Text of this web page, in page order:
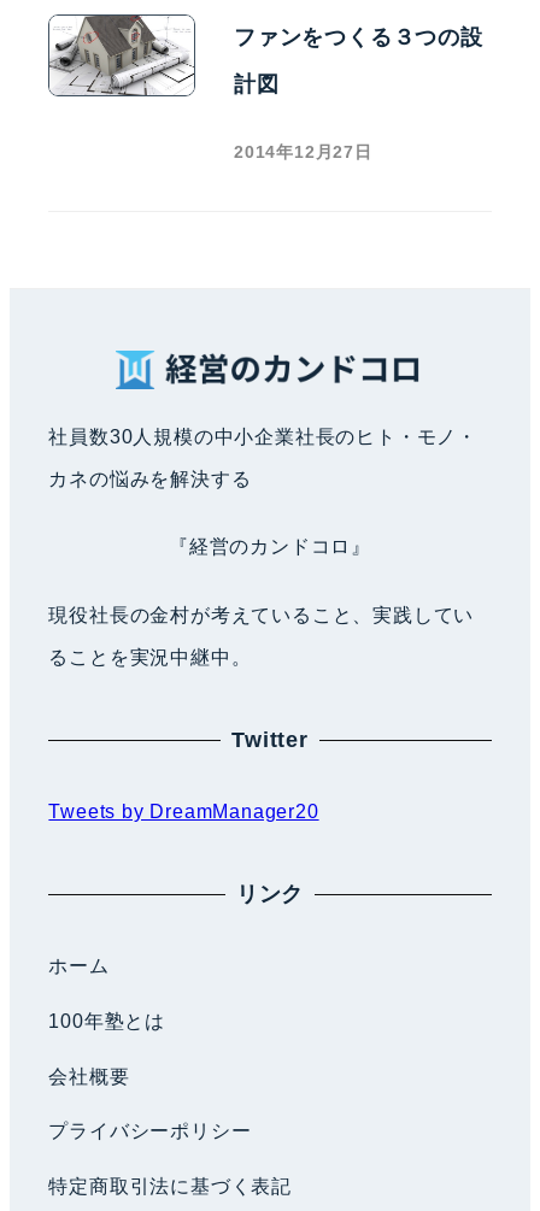
ファンをつくる３つの設
計図
2014年12月27日
社員数30人規模の中小企業社長のヒト・モノ・
カネの悩みを解決する
『経営のカンドコロ』
現役社長の金村が考えていること、実践してい
ることを実況中継中。
Twitter
Tweets by DreamManager20
リンク
ホーム
100年塾とは
会社概要
プライバシーポリシー
特定商取引法に基づく表記